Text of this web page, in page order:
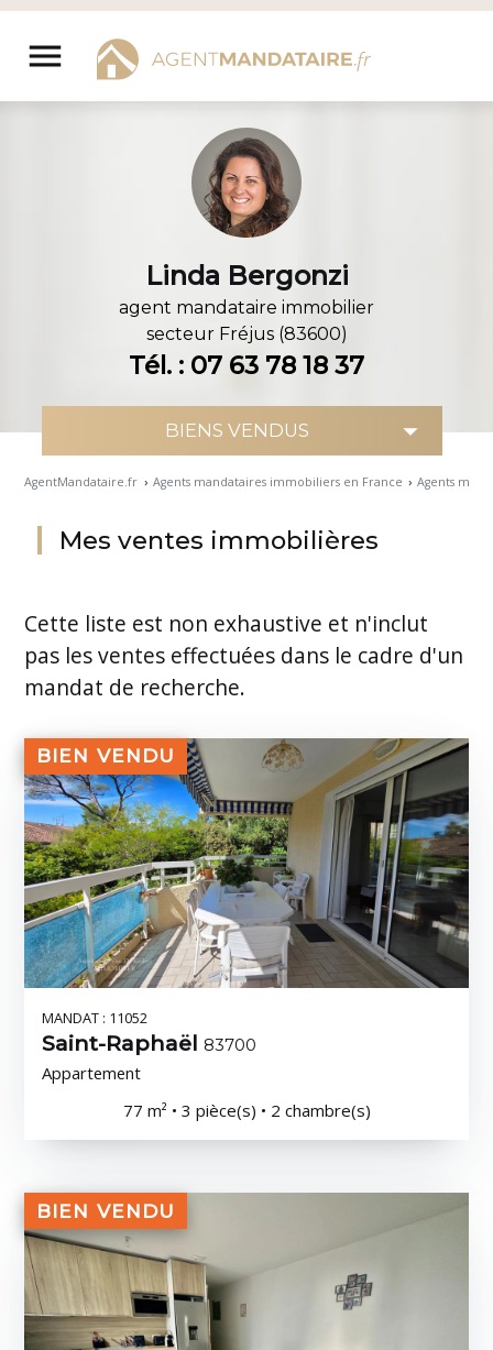
Aller
contenu
menu
Linda Bergonzi
agent mandataire immobilier
secteur Fréjus (83600)
Tél. : 07 63 78 18 37
AgentMandataire.fr › Agents mandataires immobiliers en France › Agents
Mes ventes immobilières
Cette liste est non exhaustive et n'inclut
pas les ventes effectuées dans le cadre d'un
mandat de recherche.
BIEN VENDU
MANDAT : 11052
Saint-Raphaël 83700
Appartement
77 m² • 3 pièce(s) • 2 chambre(s)
BIEN VENDU